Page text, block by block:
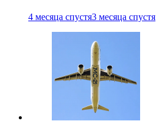
4 месяца спустя3 месяца спустя